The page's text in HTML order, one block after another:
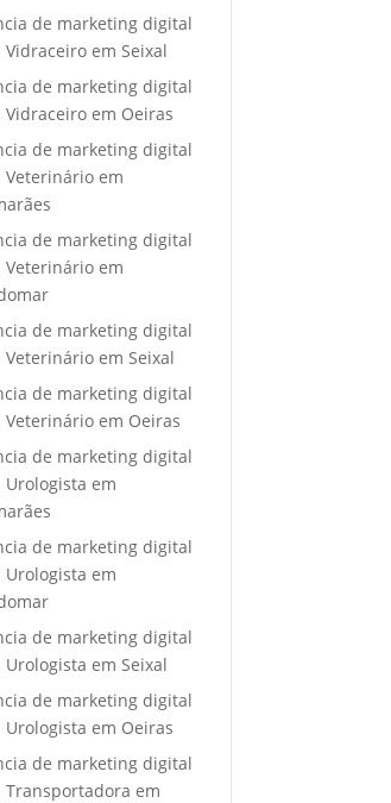
de marketing digital
Vidraceiro em Seixal
de marketing digital
Vidraceiro em Oeiras
de marketing digital
Veterinário em
de marketing digital
Veterinário em
de marketing digital
Veterinário em Seixal
de marketing digital
Veterinário em Oeiras
de marketing digital
Urologista em
de marketing digital
Urologista em
de marketing digital
Urologista em Seixal
de marketing digital
Urologista em Oeiras
de marketing digital
Transportadora em